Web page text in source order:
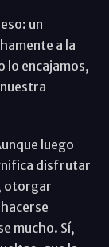
un
a la
lo encajamos,
luego
disfrutar
otorgar
mucho. Sí,